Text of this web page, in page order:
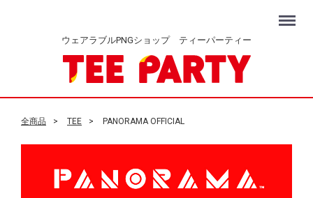
ウェアラブルPNGショップ ティーパーティー
Menu
全商品 TEE PANORAMA OFFICIAL